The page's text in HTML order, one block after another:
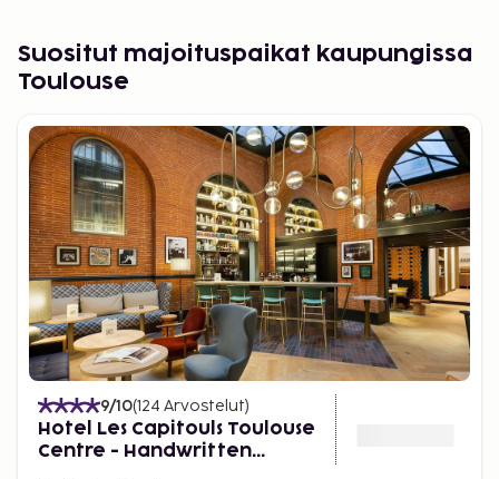
Suositut majoituspaikat kaupungissa
Toulouse
9/10(124 Arvostelut)
Hotel Les Capitouls Toulouse
Centre - Handwritten